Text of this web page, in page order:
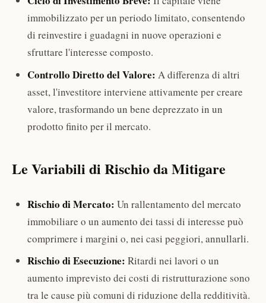
immobilizzato per un periodo limitato, consentendo
di reinvestire i guadagni in nuove operazioni e
sfruttare l'interesse composto.
Controllo Diretto del Valore: A differenza di altri
asset, l'investitore interviene attivamente per creare
valore, trasformando un bene deprezzato in un
prodotto finito per il mercato.
Le Variabili di Rischio da Mitigare
Rischio di Mercato: Un rallentamento del mercato
immobiliare o un aumento dei tassi di interesse può
comprimere i margini o, nei casi peggiori, annullarli.
Rischio di Esecuzione: Ritardi nei lavori o un
aumento imprevisto dei costi di ristrutturazione sono
tra le cause più comuni di riduzione della redditività.